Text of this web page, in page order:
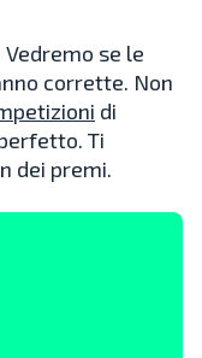
se le
corrette. Non
di
Ti
dei premi.